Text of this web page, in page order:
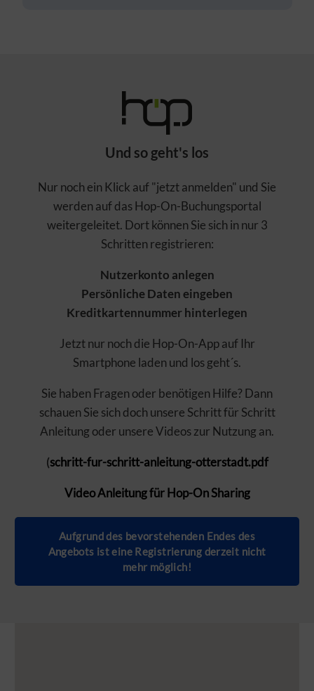
Und so geht's los
Nur noch ein Klick auf "jetzt anmelden" und Sie
werden auf das Hop-On-Buchungsportal
weitergeleitet. Dort können Sie sich in nur 3
Schritten registrieren:
Nutzerkonto anlegen
Persönliche Daten eingeben
Kreditkartennummer hinterlegen
Jetzt nur noch die Hop-On-App auf Ihr
Smartphone laden und los geht´s.
Sie haben Fragen oder benötigen Hilfe? Dann
schauen Sie sich doch unsere Schritt für Schritt
Anleitung oder unsere Videos zur Nutzung an.
(schritt-fur-schritt-anleitung-otterstadt.pdf
Video Anleitung für Hop-On Sharing
Aufgrund des bevorstehenden Endes des
Angebots ist eine Registrierung derzeit nicht
mehr möglich!